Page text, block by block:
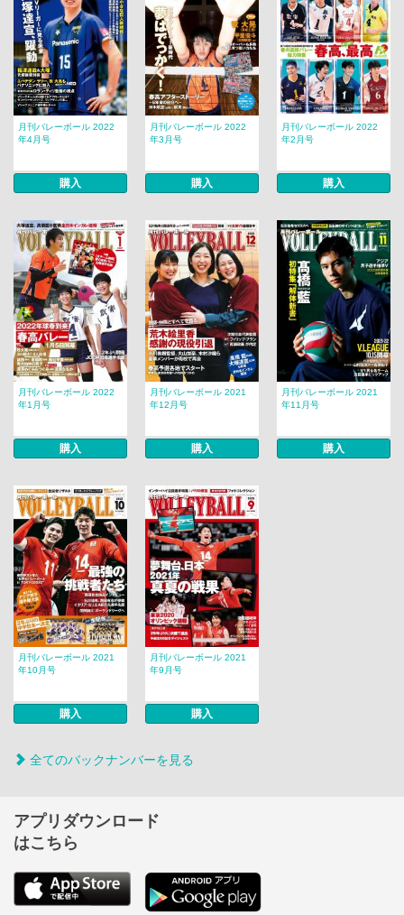
月刊バレーボール 2022
年4月号
購入
月刊バレーボール 2022
年3月号
購入
月刊バレーボール 2022
年2月号
購入
月刊バレーボール 2022
年1月号
購入
月刊バレーボール 2021
年12月号
購入
月刊バレーボール 2021
年11月号
購入
月刊バレーボール 2021
年10月号
購入
月刊バレーボール 2021
年9月号
購入
全てのバックナンバーを見る
アプリダウンロード
はこちら